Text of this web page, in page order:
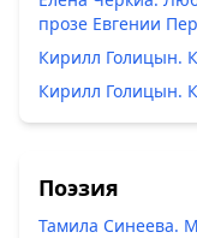
прозе Евгении
Кирилл Голицын.
Кирилл Голицын.
Поэзия
Тамила Синеева.